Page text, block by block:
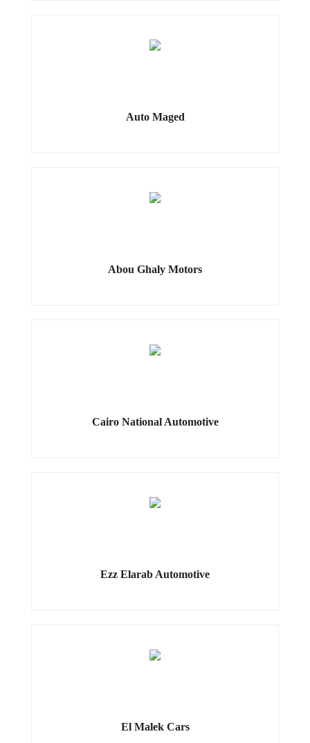
Auto Maged
Abou Ghaly Motors
Cairo National Automotive
Ezz Elarab Automotive
El Malek Cars